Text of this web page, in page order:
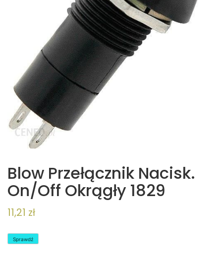
Blow Przełącznik Nacisk.
On/Off Okrągły 1829
11,21 zł
Sprawdź